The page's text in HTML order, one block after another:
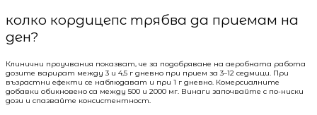
колко кордицепс трябва да приемам на
ден?
Клинични проучвания показват, че за подобряване на аеробната работа
дозите варират между 3 и 4,5 г дневно при прием за 3–12 седмици. При
възрастни ефекти се наблюдават и при 1 г дневно. Комерсиалните
добавки обикновено са между 500 и 2000 мг. Винаги започвайте с по-ниски
дози и спазвайте консистентност.